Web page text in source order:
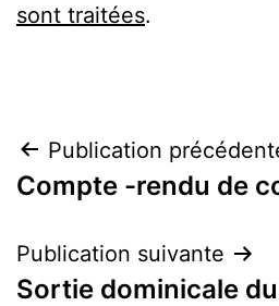
sont traitées.
Navigation
de
l’article
Publication
Compte -rendu de
Publication suivante
Sortie dominicale